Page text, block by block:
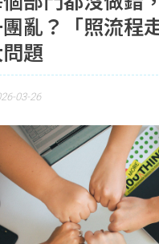
亂？「照流程
題
03-26